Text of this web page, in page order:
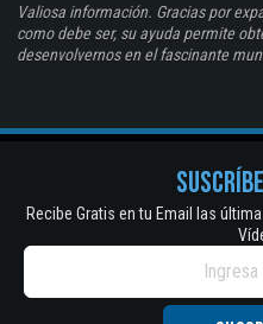
Valiosa información. Gracias por
como debe ser, su ayuda permite
desenvolvernos en el fascinante
Recibe Gratis en tu Email las